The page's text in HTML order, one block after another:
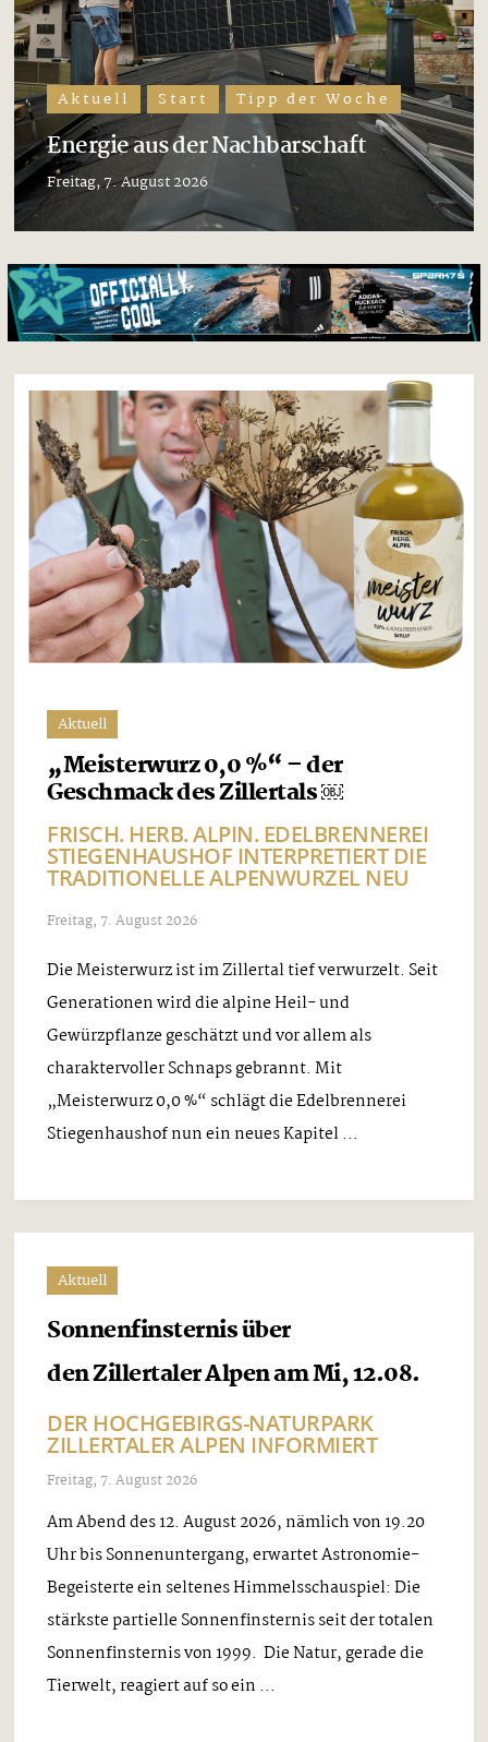
Aktuell Start Tipp der Woche
Energie aus der Nachbarschaft
Freitag, 7. August 2026
Aktuell
„Meisterwurz 0,0 %“ – der
Geschmack des Zillertals ￼
FRISCH. HERB. ALPIN. EDELBRENNEREI
STIEGENHAUSHOF INTERPRETIERT DIE
TRADITIONELLE ALPENWURZEL NEU
Freitag, 7. August 2026
Die Meisterwurz ist im Zillertal tief verwurzelt. Seit
Generationen wird die alpine Heil- und
Gewürzpflanze geschätzt und vor allem als
charaktervoller Schnaps gebrannt. Mit
„Meisterwurz 0,0 %“ schlägt die Edelbrennerei
Stiegenhaushof nun ein neues Kapitel ...
Aktuell
Sonnenfinsternis über
den Zillertaler Alpen am Mi, 12.08.
DER HOCHGEBIRGS-NATURPARK
ZILLERTALER ALPEN INFORMIERT
Freitag, 7. August 2026
Am Abend des 12. August 2026, nämlich von 19.20
Uhr bis Sonnenuntergang, erwartet Astronomie-
Begeisterte ein seltenes Himmelsschauspiel: Die
stärkste partielle Sonnenfinsternis seit der totalen
Sonnenfinsternis von 1999. Die Natur, gerade die
Tierwelt, reagiert auf so ein ...